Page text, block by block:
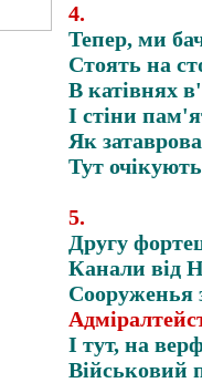
4.
Тепер, ми
Стоять на
В катівнях
І стіни
Як
Тут
5.
Другу
Канали від
Сооруженья
І тут, на
Військовий